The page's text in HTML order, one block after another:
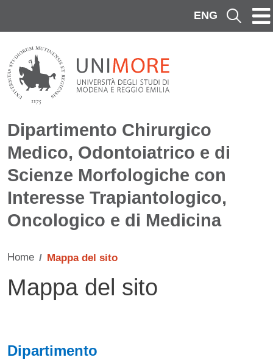
ENG Cerca
Dipartimento Chirurgico
Medico, Odontoiatrico e di
Scienze Morfologiche con
Interesse Trapiantologico,
Oncologico e di Medicina
Home Mappa del sito
Mappa del sito
Dipartimento